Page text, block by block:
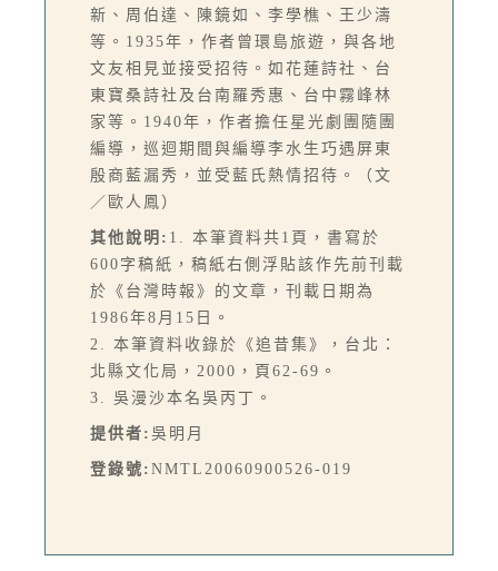
新、周伯達、陳鏡如、李學樵、王少濤
等。1935年，作者曾環島旅遊，與各地
文友相見並接受招待。如花蓮詩社、台
東寶桑詩社及台南羅秀惠、台中霧峰林
家等。1940年，作者擔任星光劇團隨團
編導，巡迴期間與編導李水生巧遇屏東
殷商藍漏秀，並受藍氏熱情招待。（文
／歐人鳳）
其他說明: 1. 本筆資料共1頁，書寫於
600字稿紙，稿紙右側浮貼該作先前刊載
於《台灣時報》的文章，刊載日期為
1986年8月15日。
2. 本筆資料收錄於《追昔集》，台北：
北縣文化局，2000，頁62-69。
3. 吳漫沙本名吳丙丁。
提供者: 吳明月
登錄號: NMTL20060900526-019